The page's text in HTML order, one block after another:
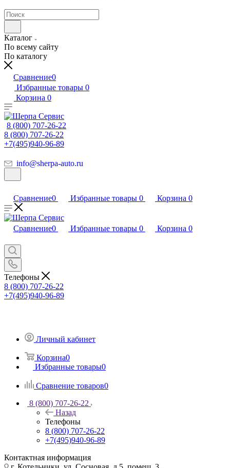
Каталог
По всему сайту
По каталогу
Сравнение0
Избранные товары 0
Корзина 0
8 (800) 707-26-22
8 (800) 707-26-22
+7(495)940-96-89
info@sherpa-auto.ru
Сравнение0 Избранные товары 0 Корзина 0
Сравнение0 Избранные товары 0 Корзина 0
Телефоны
8 (800) 707-26-22
+7(495)940-96-89
Личный кабинет
Корзина0
Избранные товары0
Сравнение товаров0
8 (800) 707-26-22
Назад
Телефоны
8 (800) 707-26-22
+7(495)940-96-89
Контактная информация